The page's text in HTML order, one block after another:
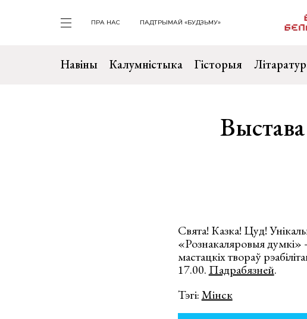
ПРА НАС ПАДТРЫМАЙ «БУДЗЬМУ»
Навіны Калумністыка Гісторыя
Свята! Казка! Цуд!
«Рознакаляровыя думкі»
мастацкіх твораў
17.00. Падрабязней.
Тэгі:Мінск